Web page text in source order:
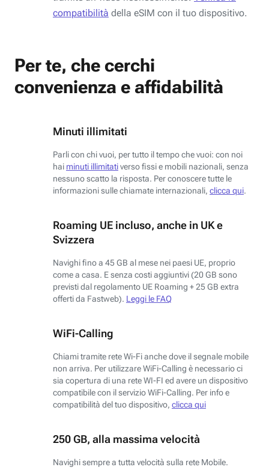
compatibilità della eSIM con il tuo dispositivo.
Per te, che cerchi
convenienza e affidabilità
Minuti illimitati
Parli con chi vuoi, per tutto il tempo che vuoi: con noi
hai minuti illimitativerso fissi e mobili nazionali, senza
nessuno scatto la risposta. Per conoscere tutte le
informazioni sulle chiamate internazionali, clicca qui.
Roaming UE incluso, anche in UK e
Svizzera
Navighi fino a 45 GB al mese nei paesi UE, proprio
come a casa. E senza costi aggiuntivi (20 GB sono
previsti dal regolamento UE Roaming + 25 GB extra
offerti da Fastweb). Leggi le FAQ
WiFi-Calling
Chiami tramite rete Wi-Fi anche dove il segnale mobile
non arriva. Per utilizzare WiFi-Calling è necessario ci
sia copertura di una rete WI-FI ed avere un dispositivo
compatibile con il servizio WiFi-Calling. Per info e
compatibilità del tuo dispositivo, clicca qui
250 GB, alla massima velocità
Navighi sempre a tutta velocità sulla rete Mobile.